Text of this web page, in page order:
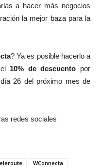
a hacer más negocios
la mejor baza para la
? Ya es posible hacerlo a
10% de descuento por
26 del próximo mes de
redes sociales
WConnecta